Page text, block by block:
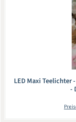
LED Maxi
-